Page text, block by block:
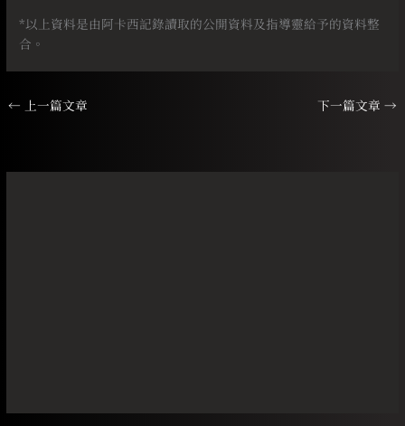
*以上資料是由阿卡西記錄讀取的公開資料及指導靈給予的資料整
合。
← 上一篇文章 下一篇文章 →